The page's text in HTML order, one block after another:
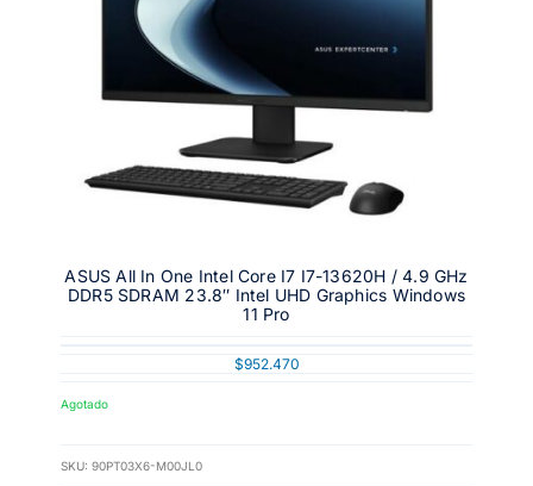
ASUS All In One Intel Core I7 I7-13620H / 4.9 GHz
DDR5 SDRAM 23.8″ Intel UHD Graphics Windows
11 Pro
$952.470
Agotado
SKU: 90PT03X6-M00JL0